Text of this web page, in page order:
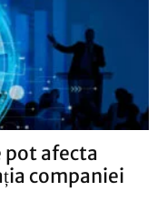
pot afecta
companiei